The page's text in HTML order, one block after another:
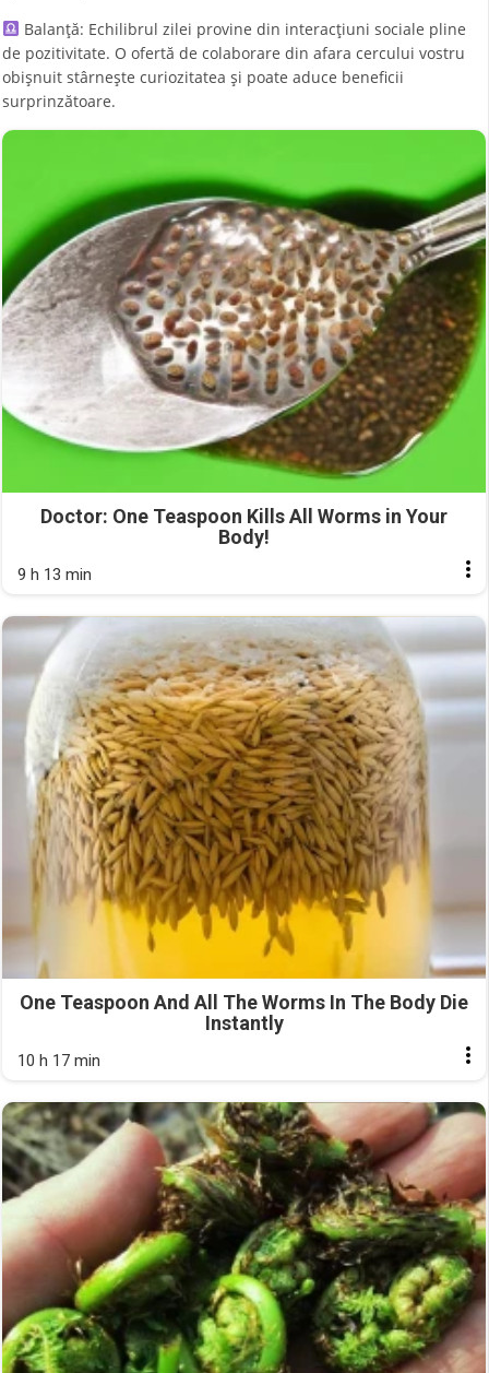
Balanță: Echilibrul zilei provine din interacțiuni sociale pline
de pozitivitate. O ofertă de colaborare din afara cercului vostru
obișnuit stârnește curiozitatea și poate aduce beneficii
surprinzătoare.
Doctor: One Teaspoon Kills All Worms in Your
Body!
9 h 13 min
One Teaspoon And All The Worms In The Body Die
Instantly
10 h 17 min